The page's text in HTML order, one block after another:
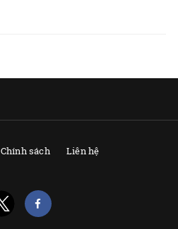
Chính sách Liên hệ